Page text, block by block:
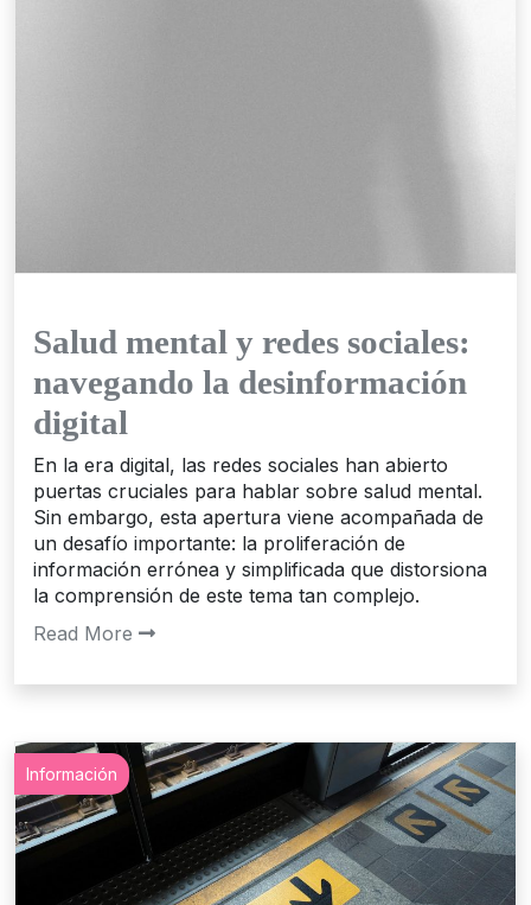
Salud mental y redes sociales:
navegando la desinformación
digital
En la era digital, las redes sociales han abierto
puertas cruciales para hablar sobre salud mental.
Sin embargo, esta apertura viene acompañada de
un desafío importante: la proliferación de
información errónea y simplificada que distorsiona
la comprensión de este tema tan complejo.
Read More
Información